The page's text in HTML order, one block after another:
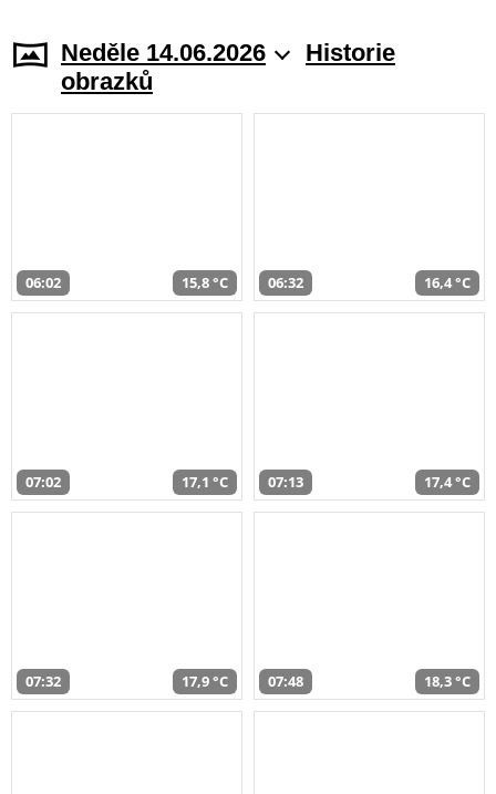
Neděle 14.06.2026
Historie
obrazků
06:02 15,8 °C 06:32 16,4 °C
07:02 17,1 °C 07:13 17,4 °C
07:32 17,9 °C 07:48 18,3 °C